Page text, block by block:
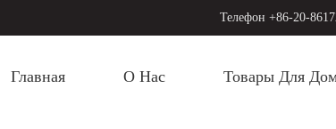
Телефон +86-20-
Главная О Нас Товары Для